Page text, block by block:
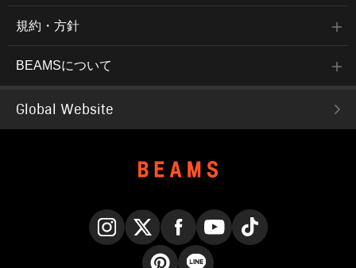
規約・方針
BEAMSについて
Global Website